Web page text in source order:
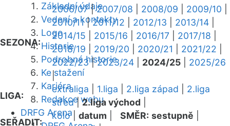
Základní údaje
Vedení a kontakty
Logo
Historie
Podrobná historie
Ke stažení
Kariéra
Redakce webu
DRFG Arena
SEZONA:
2006/07|2007/08 2008/09 2009/10
2010/11|2011/12 2012/13 2013/14
2014/15
2015/16 2016/17 2017/18
2018/19
2019/20 2020/21 2021/22
2022/23|2023/24 2024/25
2025/26
|
LIGA:
extraliga 1.liga 2.liga západ
2.liga
střed|2.liga východ
SEŘADIT:
kolo| datum SMĚR: sestupně